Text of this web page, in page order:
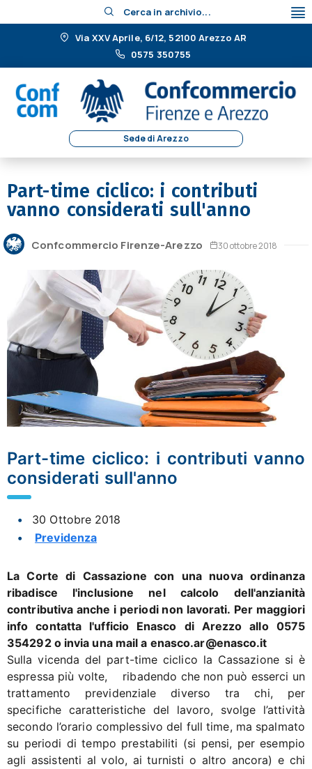
Cerca in archivio...
Via XXV Aprile, 6/12, 52100 Arezzo AR
0575 350755
Sede di Arezzo
Part-time ciclico: i contributi
vanno considerati sull'anno
Confcommercio Firenze-Arezzo 30 ottobre 2018
Part-time ciclico: i contributi vanno
considerati sull'anno
30 Ottobre 2018
Previdenza
La Corte di Cassazione con una nuova ordinanza
ribadisce l'inclusione nel calcolo dell'anzianità
contributiva anche i periodi non lavorati. Per maggiori
info contatta l'ufficio Enasco di Arezzo allo 0575
354292 o invia una mail a enasco.ar@enasco.it
Sulla vicenda del part-time ciclico la Cassazione si è
espressa più volte, ribadendo che non può esserci un
trattamento previdenziale diverso tra chi, per
specifiche caratteristiche del lavoro, svolge l’attività
secondo l’orario complessivo del full time, ma spalmato
su periodi di tempo prestabiliti (si pensi, per esempio
agli assistenti al volo, ai turnisti o altro ancora) e chi